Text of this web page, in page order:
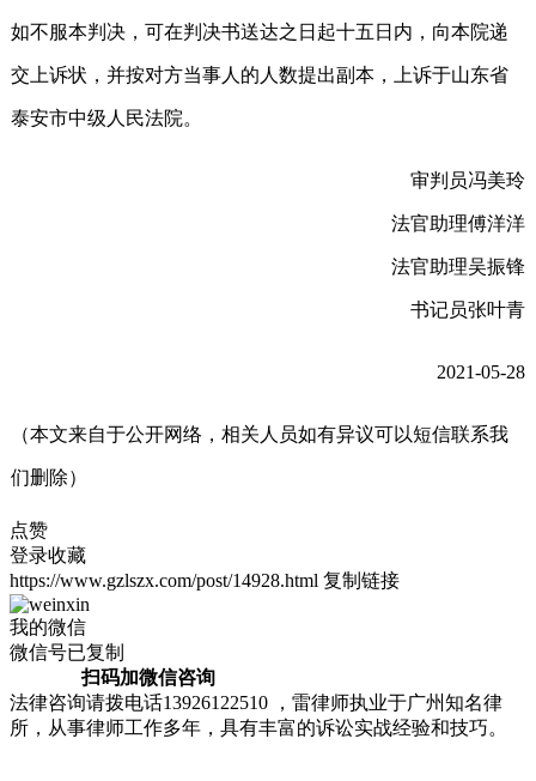
如不服本判决，可在判决书送达之日起十五日内，向本院递
交上诉状，并按对方当事人的人数提出副本，上诉于山东省
泰安市中级人民法院。
审判员冯美玲
法官助理傅洋洋
法官助理吴振锋
书记员张叶青
2021-05-28
（本文来自于公开网络，相关人员如有异议可以短信联系我
们删除）
点赞
登录收藏
https://www.gzlszx.com/post/14928.html 复制链接
我的微信
微信号已复制
扫码加微信咨询
法律咨询请拨电话13926122510 ，雷律师执业于广州知名律
所，从事律师工作多年，具有丰富的诉讼实战经验和技巧。